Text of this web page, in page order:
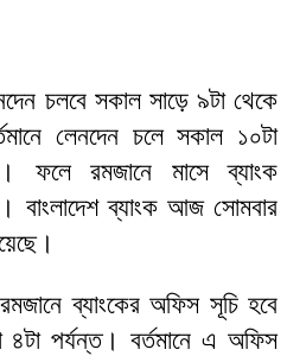
চলবে সকাল সাড়ে ৯টা থেকে
লেনদেন চলে সকাল ১০টা
ফলে রমজানে মাসে ব্যাংক
বাংলাদেশ ব্যাংক আজ সোমবার
ব্যাংকের অফিস সূচি হবে
৪টা পর্যন্ত। বর্তমানে এ অফিস